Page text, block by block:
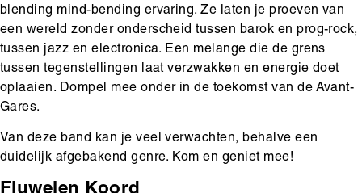
blending mind-bending ervaring. Ze laten je proeven van
een wereld zonder onderscheid tussen barok en prog-rock,
tussen jazz en electronica. Een melange die de grens
tussen tegenstellingen laat verzwakken en energie doet
oplaaien. Dompel mee onder in de toekomst van de Avant-
Gares.
Van deze band kan je veel verwachten, behalve een
duidelijk afgebakend genre. Kom en geniet mee!